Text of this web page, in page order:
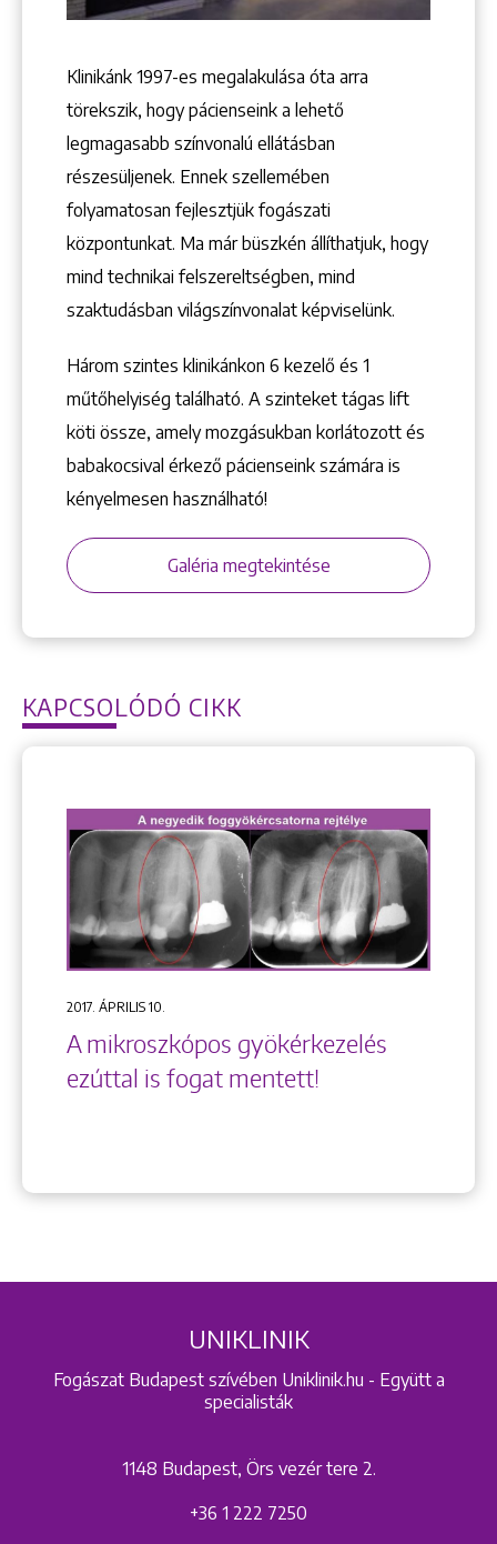
+36 1 222 7250
+36 1 222 9150
1148 Budapest, Örs vezér tere 2.
Keresés
Klinikánk 1997-­es megalakulása óta arra
törekszik, hogy pácienseink a lehető
legmagasabb színvonalú ellátásban
részesüljenek. Ennek szellemében
folyamatosan fejlesztjük fogászati
központunkat. Ma már büszkén állíthatjuk, hogy
mind technikai felszereltségben, mind
szaktudásban világszínvonalat képviselünk.
Három szintes klinikánkon 6 kezelő ­és 1
műtőhelyiség található. A szinteket tágas lift
köti össze, amely mozgásukban korlátozott és
babakocsival érkező pácienseink számára is
kényelmesen használható!
Galéria megtekintése
KAPCSOLÓDÓ CIKK
2017. ÁPRILIS 10.
A mikroszkópos gyökérkezelés
ezúttal is fogat mentett!
UNIKLINIK
Fogászat Budapest szívében Uniklinik.hu - Együtt a
specialisták
1148 Budapest, Örs vezér tere 2.
+36 1 222 7250